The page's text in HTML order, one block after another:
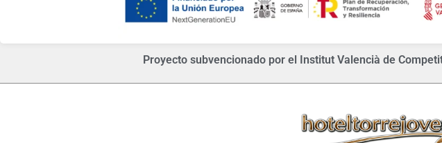
Proyecto subvencionado por el Institut Valencià de